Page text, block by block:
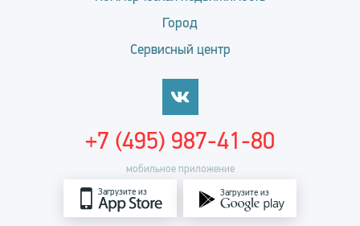
Город
Сервисный центр
мобильное приложение
Загрузите из Загрузите из
+7 (495) 987-41-80